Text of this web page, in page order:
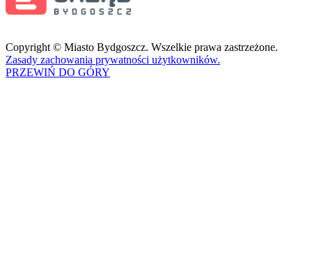
Copyright © Miasto Bydgoszcz. Wszelkie prawa zastrzeżone.
Zasady zachowania prywatności użytkowników.
PRZEWIŃ DO GÓRY